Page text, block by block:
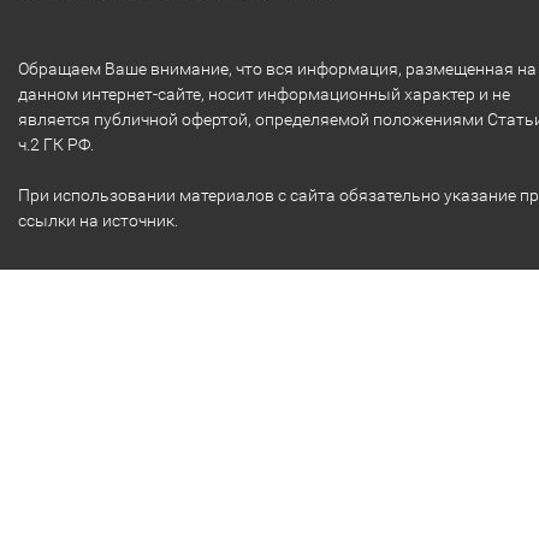
Обращаем Ваше внимание, что вся информация, размещенная на
данном интернет-сайте, носит информационный характер и не
является публичной офертой, определяемой положениями
ч.2 ГК РФ.
При использовании материалов с сайта обязательно указание
ссылки на источник.